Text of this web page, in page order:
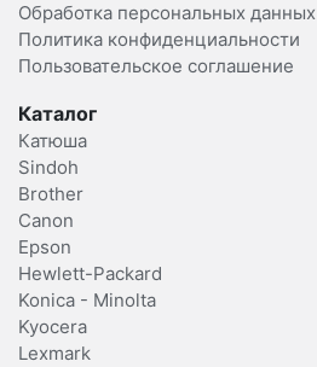
Обработка персональных данных
Политика конфиденциальности
Пользовательское соглашение
Каталог
Катюша
Sindoh
Brother
Canon
Epson
Hewlett-Packard
Konica - Minolta
Kyocera
Lexmark